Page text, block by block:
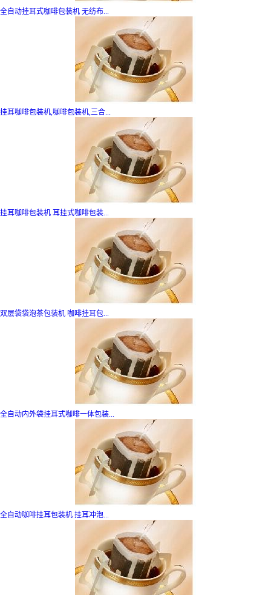
全自动挂耳式咖啡包装机 无纺布...
挂耳咖啡包装机,咖啡包装机,三合...
挂耳咖啡包装机 耳挂式咖啡包装...
双层袋袋泡茶包装机 咖啡挂耳包...
全自动内外袋挂耳式咖啡一体包装...
全自动咖啡挂耳包装机 挂耳冲泡...